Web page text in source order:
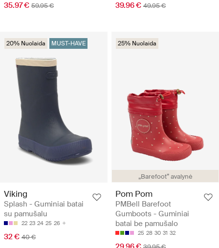
35.97 € 59.95 € 39.96 € 49.95 €
20% Nuolaida MUST-HAVE
Viking
Splash - Guminiai batai
su pamušalu
22 23 24 25 26
32 € 40 €
„Barefoot” avalynė
25% Nuolaida
Pom Pom
PMBell Barefoot
Gumboots - Guminiai
batai be pamušalo
25 28 30 31 32